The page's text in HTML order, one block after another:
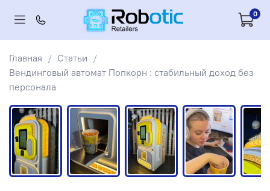
0
Главная
Статьи
Вендинговый автомат Попкорн : стабильный доход без
персонала